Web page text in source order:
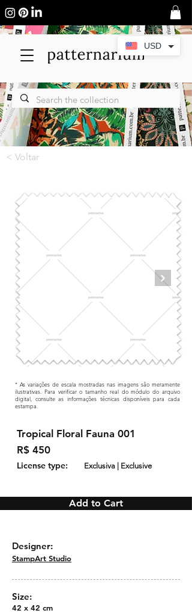
< Voltar
* As variações de escala mostradas nas imagens são meramente
ilustrativas. Para verificar o tamanho real do módulo do arquivo
digital, consulte as informações técnicas disponíveis para cada
estampa.
Tropical Floral Fauna 001
R$ 450
License type: Exclusiva | Exclusive
Add to Cart
Designer:
StampArt Studio
Size:
42 x 42 cm
USD